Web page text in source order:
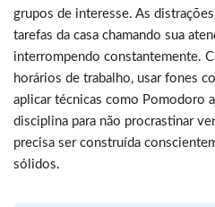
grupos de interesse. As
tarefas da casa chamando sua
interrompendo constantemente.
horários de trabalho, usar fones
aplicar técnicas como Pomodoro
disciplina para não procrastinar
precisa ser construída
sólidos.